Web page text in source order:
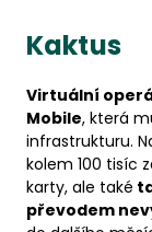
Kaktus
Virtuální
Mobile, která
infrastrukturu.
kolem 100 tisíc
karty, ale také
převodem